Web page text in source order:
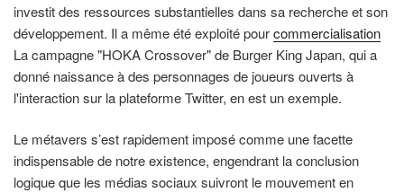
investit des ressources substantielles dans sa recherche et son
développement. Il a même été exploité pourcommercialisation
La campagne "HOKA Crossover" de Burger King Japan, qui a
donné naissance à des personnages de joueurs ouverts à
l'interaction sur la plateforme Twitter, en est un exemple.
Le métavers s’est rapidement imposé comme une facette
indispensable de notre existence, engendrant la conclusion
logique que les médias sociaux suivront le mouvement en